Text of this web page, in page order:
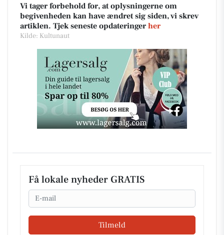
Vi tager forbehold for, at oplysningerne om
begivenheden kan have ændret sig siden, vi skrev
artiklen. Tjek seneste opdateringer her
Kilde: Kultunaut
Få lokale nyheder GRATIS
Email
Tilmeld